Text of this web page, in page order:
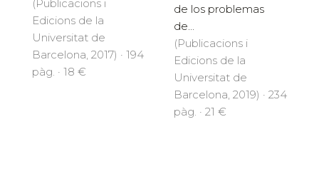
(Publicacions i
Edicions de la
Universitat de
Barcelona, 2017) · 194
pàg. · 18 €
de los problemas
de...
(Publicacions i
Edicions de la
Universitat de
Barcelona, 2019) · 234
pàg. · 21 €